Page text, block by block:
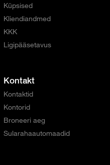
Küpsised
Kliendiandmed
KKK
Ligipääsetavus
Kontakt
Kontaktid
Kontorid
Broneeri aeg
Sularahaautomaadid